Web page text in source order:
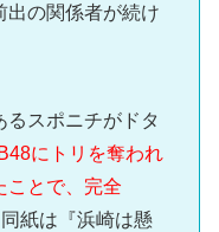
出の関係者が続け
るスポニチがドタ
にトリを奪われ
ことで、完全
紙は『浜崎は懸